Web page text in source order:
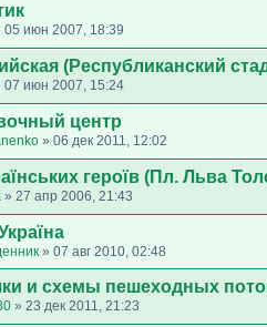
05 июн 2007, 18:39
(Республиканский
07 июн 2007, 15:24
центр
» 06 дек 2011, 12:02
героїв (Пл. Льва
» 27 апр 2006, 21:43
» 07 авг 2010, 02:48
и схемы пешеходных
» 23 дек 2011, 21:23